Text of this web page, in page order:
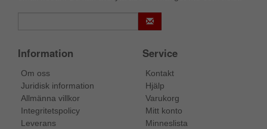
Information
Om oss
Juridisk information
Allmänna villkor
Integritetspolicy
Leverans
Service
Kontakt
Hjälp
Varukorg
Mitt konto
Minneslista